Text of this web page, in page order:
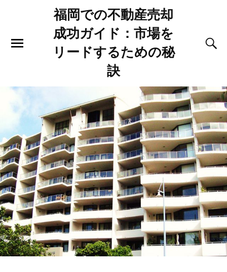
福岡での不動産売却
成功ガイド：市場を
リードするための秘
訣